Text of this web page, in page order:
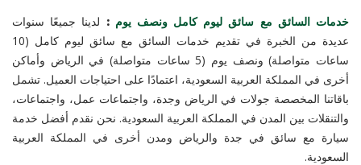
خدمات السائق مع سائق ليوم كامل ونصف يوم : لدينا جميعًا سنوات
عديدة من الخبرة في تقديم خدمات السائق مع سائق ليوم كامل (10
ساعات متواصلة) ونصف يوم (5 ساعات متواصلة) في الرياض وأماكن
أخرى في المملكة العربية السعودية، اعتمادًا على احتياجات العميل. تشمل
باقاتنا المخصصة جولات في الرياض وجدة، واجتماعات عمل، واجتماعات،
والتنقلات بين المدن في المملكة العربية السعودية. نحن نقدم أفضل خدمة
سيارة مع سائق في جدة والرياض ومدن أخرى في المملكة العربية
السعودية.